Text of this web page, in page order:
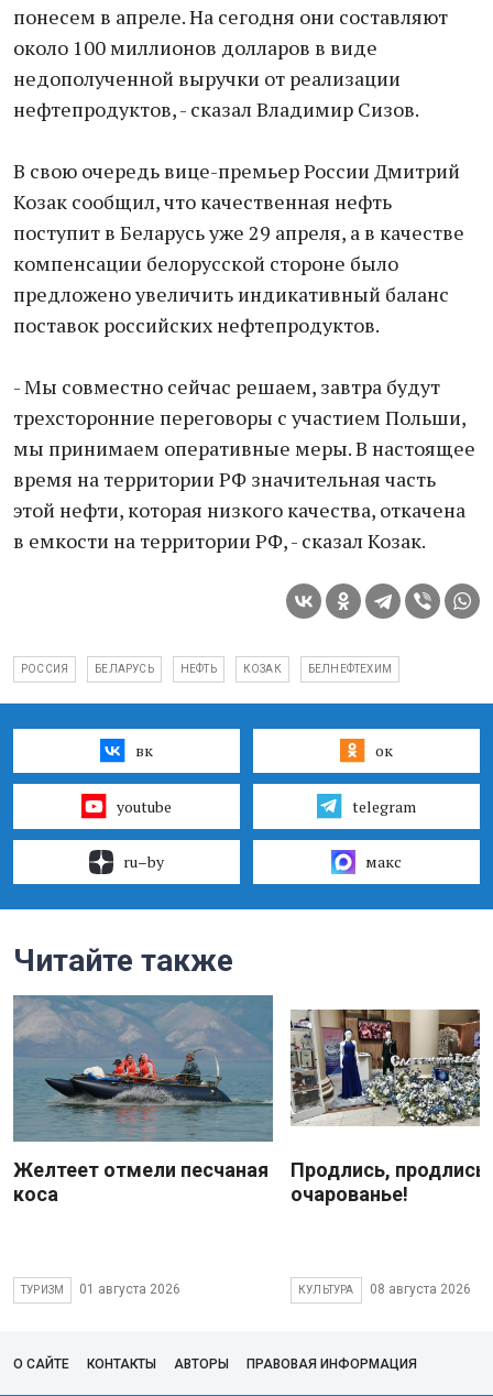
понесем в апреле. На сегодня они составляют
около 100 миллионов долларов в виде
недополученной выручки от реализации
нефтепродуктов, - сказал Владимир Сизов.
В свою очередь вице-премьер России Дмитрий
Козак сообщил, что качественная нефть
поступит в Беларусь уже 29 апреля, а в качестве
компенсации белорусской стороне было
предложено увеличить индикативный баланс
поставок российских нефтепродуктов.
- Мы совместно сейчас решаем, завтра будут
трехсторонние переговоры с участием Польши,
мы принимаем оперативные меры. В настоящее
время на территории РФ значительная часть
этой нефти, которая низкого качества, откачена
в емкости на территории РФ, - сказал Козак.
РОССИЯ БЕЛАРУСЬ НЕФТЬ КОЗАК БЕЛНЕФТЕХИМ
вк ок
youtube telegram
ru–by макс
Читайте также
Желтеет отмели песчаная
коса
ТУРИЗМ 01 августа 2026
Продлись, продлись
очарованье!
КУЛЬТУРА 08 августа 2026
О САЙТЕ КОНТАКТЫ АВТОРЫ ПРАВОВАЯ ИНФОРМАЦИЯ